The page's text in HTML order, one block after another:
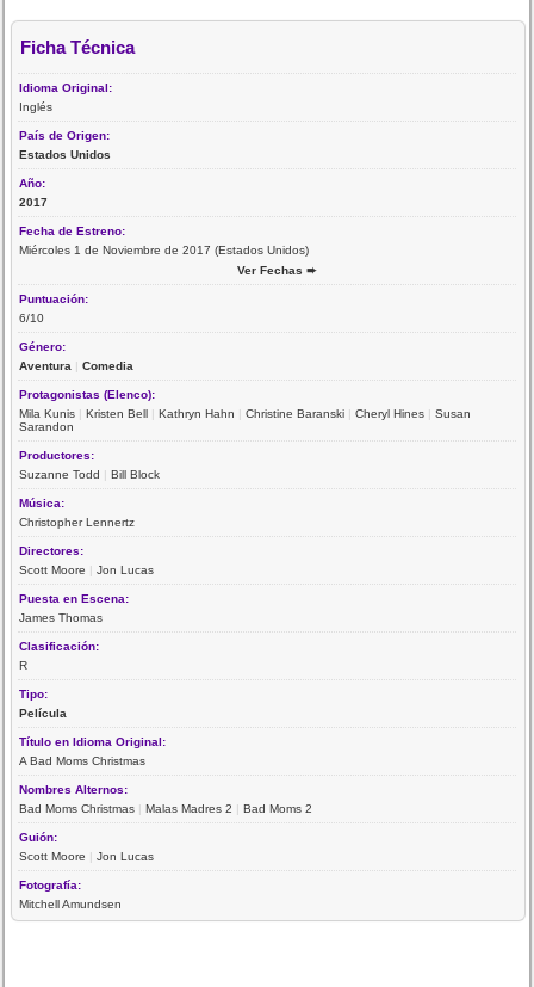
Ficha Técnica
Idioma Original:
Inglés
País de Origen:
Estados Unidos
Año:
2017
Fecha de Estreno:
Miércoles 1 de Noviembre de 2017 (Estados Unidos)
Ver Fechas ➨
Puntuación:
6/10
Género:
Aventura |Comedia
Protagonistas (Elenco):
Mila Kunis |Kristen Bell |Kathryn Hahn |Christine Baranski |Cheryl Hines |Susan
Sarandon
Productores:
Suzanne Todd |Bill Block
Música:
Christopher Lennertz
Directores:
Scott Moore |Jon Lucas
Puesta en Escena:
James Thomas
Clasificación:
R
Tipo:
Película
Título en Idioma Original:
A Bad Moms Christmas
Nombres Alternos:
Bad Moms Christmas |Malas Madres 2 |Bad Moms 2
Guión:
Scott Moore |Jon Lucas
Fotografía:
Mitchell Amundsen